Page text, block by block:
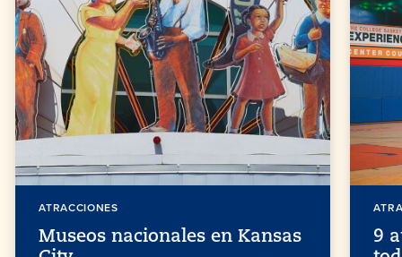
ATRACCIONES
Museos nacionales en Kansas
9